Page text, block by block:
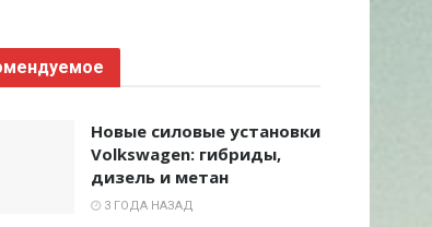
Новые силовые установки
Volkswagen: гибриды,
дизель и метан
3 ГОДА НАЗАД